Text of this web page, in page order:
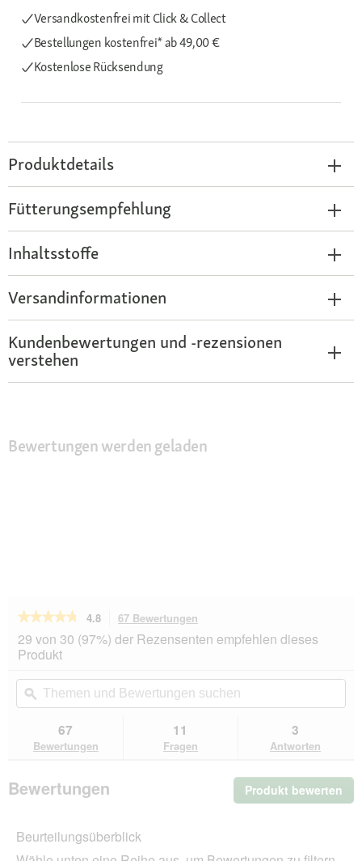
Versandkostenfrei mit Click & Collect
Bestellungen kostenfrei*ab 49,00 €
Kostenlose Rücksendung
Produktdetails
Fütterungsempfehlung
Inhaltsstoffe
Versandinformationen
Kundenbewertungen und -rezensionen
verstehen
Bewertungen werden geladen
★★★★★
★★★★★
von
5
lesen
für
Best
Meat
Adult,
16x100
4.8 67 Bewertungen
dieser
Aktion
du
zu
den
29 von 30 (97%) der Rezensenten empfehlen dieses
Produkt
Themen
und
Bewertungen
ϙ
67
Bewertungen
11
Fragen
3
Antworten
Bewertungen Produkt bewerten
Mit
Beurteilungsüberblick